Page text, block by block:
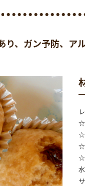
り、ガン予防、ア
☆
☆
☆
☆
水